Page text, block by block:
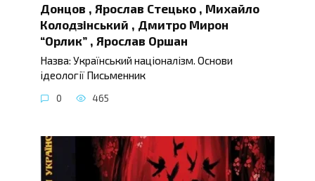
Донцов , Ярослав Стецько , Михайло
Колодзінський , Дмитро Мирон
“Орлик” , Ярослав Оршан
Назва: Український націоналізм. Основи
ідеології Письменник
0 465